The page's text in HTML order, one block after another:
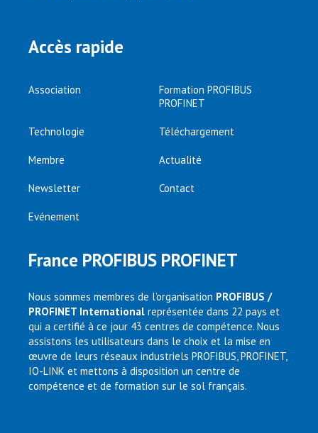
Accès rapide
Association
Formation PROFIBUS
PROFINET
Technologie Téléchargement
Membre Actualité
Newsletter Contact
Evénement
France PROFIBUS PROFINET
Nous sommes membres de l’organisation PROFIBUS /
PROFINET International représentée dans 22 pays et
qui a certifié à ce jour 43 centres de compétence. Nous
assistons les utilisateurs dans le choix et la mise en
œuvre de leurs réseaux industriels PROFIBUS, PROFINET,
IO-LINK et mettons à disposition un centre de
compétence et de formation sur le sol français.